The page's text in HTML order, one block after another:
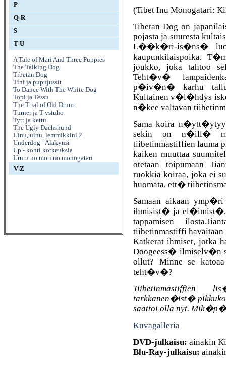
P
Q-R
S
T-U
A Tale of Mari And Three Puppies
The Talking Dog
Tibetan Dog
Tini ja pupujussit
To Dance With The White Dog
Topi ja Tessu
The Trial of Old Drum
Turner ja T ystuho
Tytt ja kettu
The Ugly Dachshund
Uinu, uinu, lemmikkini 2
Underdog - Alakynsi
Up - kohti korkeuksia
Ururu no mori no monogatari
V-Z
(Tibet Inu Monogatari:
Tibetan Dog on
pojasta ja suuresta
L��k�ri-is�ns�
kaupunkilaispoika.
joukko, joka tahtoo
Teht�v�
p�iv�n� karhu
Kultainen v�l�hdys
n�kee valtavan
Sama koira
sekin on n�ill�
tiibetinmastiffien lauma
kaiken muuttaa
otetaan toipumaan
ruokkia koiraa, joka ei
huomata, ett�
Samaan aikaan
ihmisist� ja el�imist�.
tappamisen
tiibetinmastiffi
Katkerat ihmiset,
Doogeess� ilmiselv�n
ollut? Minne se
teht�v�?
Tiibetinmastiffien
tarkkanen�ist�
saattoi olla nyt. Mik�p�
Kuvagalleria
DVD-julkaisu: ainakin
Blu-Ray-julkaisu: